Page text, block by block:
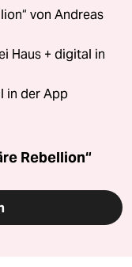
von Andreas
Haus + digital in
in der App
Rebellion“